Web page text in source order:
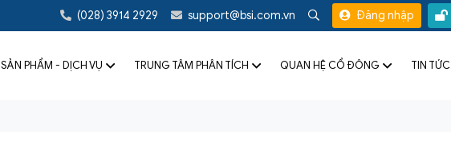
(028) 3914 2929 support@bsi.com.vn Đăng nhập
SẢN PHẨM - DỊCH VỤ TRUNG TÂM PHÂN TÍCH QUAN HỆ CỔ ĐÔNG TIN TỨC